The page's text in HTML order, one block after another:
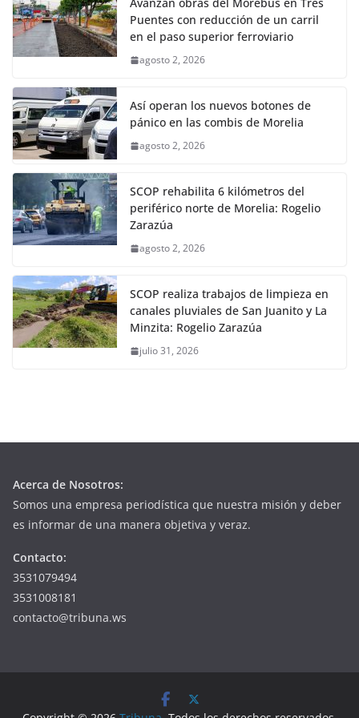
Puentes con reducción de un carril
en el paso superior ferroviario
agosto 2, 2026
Así operan los nuevos botones de
pánico en las combis de Morelia
agosto 2, 2026
SCOP rehabilita 6 kilómetros del
periférico norte de Morelia: Rogelio
Zarazúa
agosto 2, 2026
SCOP realiza trabajos de limpieza en
canales pluviales de San Juanito y La
Minzita: Rogelio Zarazúa
julio 31, 2026
Acerca de Nosotros:
Somos una empresa periodística que nuestra misión y deber
es informar de una manera objetiva y veraz.
Contacto:
3531079494
3531008181
contacto@tribuna.ws